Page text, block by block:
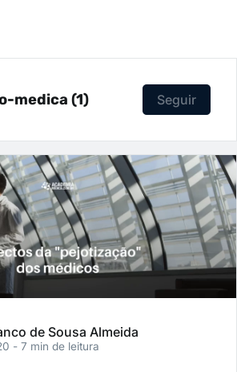
medica (1) Seguir
de Sousa Almeida
- 7 min de leitura